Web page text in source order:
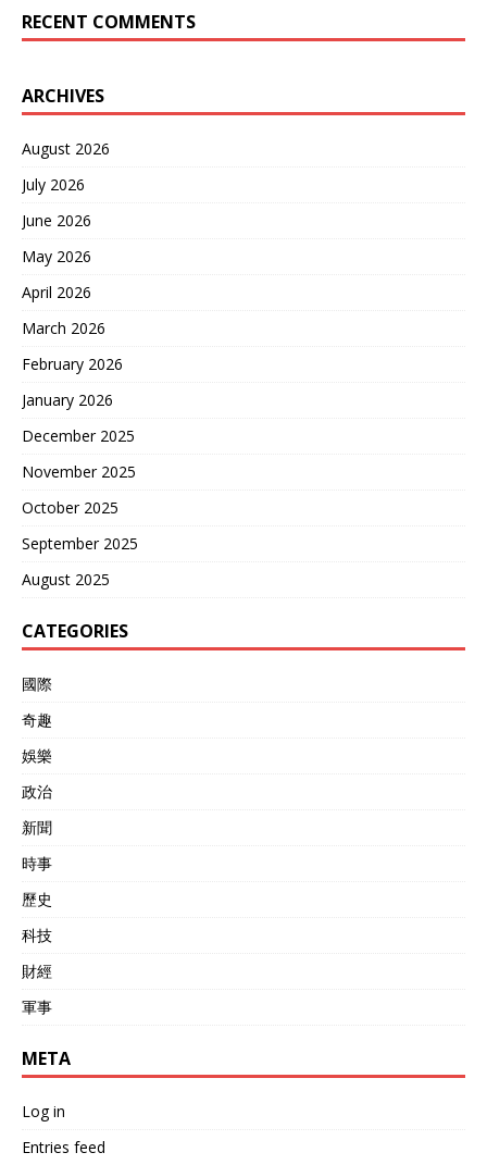
RECENT COMMENTS
ARCHIVES
August 2026
July 2026
June 2026
May 2026
April 2026
March 2026
February 2026
January 2026
December 2025
November 2025
October 2025
September 2025
August 2025
CATEGORIES
國際
奇趣
娛樂
政治
新聞
時事
歷史
科技
財經
軍事
META
Log in
Entries feed